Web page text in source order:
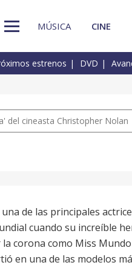
MÚSICA CINE
estrenos DVD
del cineasta Christopher Nolan
de las principales
cuando su increíble
corona como Miss
en una de las modelos